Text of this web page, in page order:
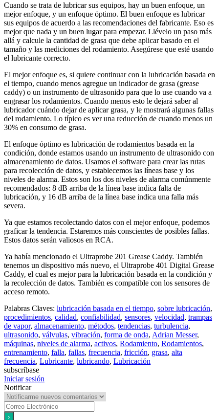
Cuando se trata de lubricar sus equipos, hay un buen enfoque, un
mejor enfoque, y un enfoque óptimo. El buen enfoque es lubricar
sus equipos de acuerdo a las recomendaciones del fabricante. Eso es
mejor que nada y un buen lugar para empezar. Llévelo un paso más
allá y calcule la cantidad de grasa que debe aplicar basado en el
tamaño y las mediciones del rodamiento. Asegúrese que esté usando
el lubricante correcto.
El mejor enfoque es, si quiere continuar con la lubricación basada en
el tiempo, cuando menos agregue un indicador de grasa (grease
caddy) o un instrumento de ultrasonido para que lo use cuando va a
engrasar los rodamientos. Cuando menos esto le dejará saber al
lubricador cuándo dejar de aplicar grasa, y le mostrará algunas fallas
del rodamiento. Lo típico es ver una reducción de cuando menos un
30% en consumo de grasa.
El enfoque óptimo es lubricación de rodamientos basada en la
condición, donde estamos usando un instrumento de ultrasonido con
almacenamiento de datos. Usamos el software para crear las rutas
para recolección de datos, y establecemos las líneas base y los
niveles de alarma. Estos son los dos niveles de alarma comúnmente
recomendados: 8 dB arriba de la línea base indica falta de
lubricación, y 16 dB arriba de la línea base indica una falla más
severa.
Ya que estamos recolectando datos con el mejor enfoque, podemos
graficar la tendencia. Estaremos más conscientes de posibles fallas.
Estos datos serán valiosos en RCA.
Ya había mencionado el Ultraprobe 201 Grease Caddy. También
tenemos un dispositivo más nuevo, el Ultraprobe 401 Digital Grease
Caddy, el cual es mejor para la lubricación basada en la condición y
la recolección de datos. También es compatible con los sensores de
acceso remoto.
Palabras Claves: lubricación basada en el tiempo, sobre lubricación,
procedimientos, calidad, confiabilidad, sensores, velocidad, trampas
de vapor, almacenamiento, métodos, tendencias, turbulencia,
ultrasonido, válvulas, vibración, forma de onda, Adrian Messer,
máquinas, niveles de alarma, activos, Rodamiento, Rodamientos,
entrenamiento, falla, fallas, frecuencia, fricción, grasa, alta
frecuencia, Lubricante, lubricando, Lubricación
subscríbase
Iniciar sesión
Notificar